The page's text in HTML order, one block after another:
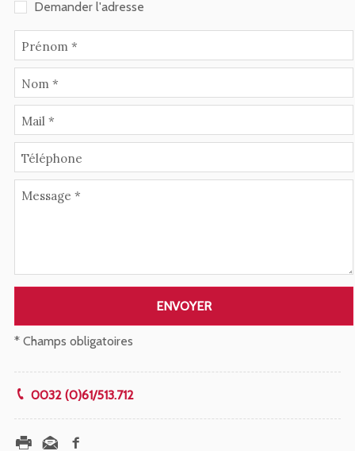
Demander l'adresse
Prénom *
Nom *
Mail *
Téléphone
Message *
ENVOYER
* Champs obligatoires
0032 (0)61/513.712